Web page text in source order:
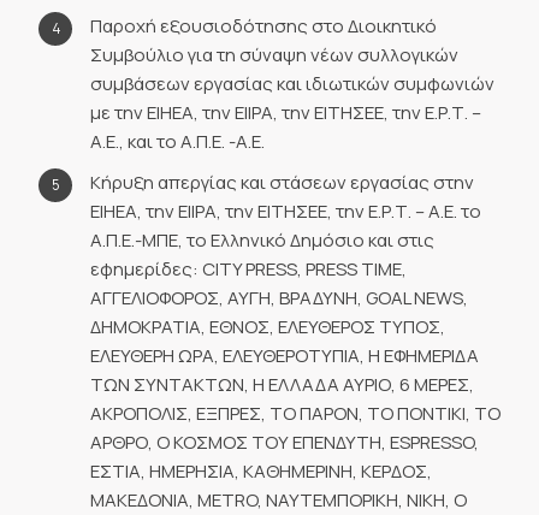
Παροχή εξουσιοδότησης στο Διοικητικό
Συμβούλιο για τη σύναψη νέων συλλογικών
συμβάσεων εργασίας και ιδιωτικών συμφωνιών
με την ΕΙΗΕΑ, την ΕΙΙΡΑ, την ΕΙΤΗΣΕΕ, την Ε.Ρ.Τ. –
Α.Ε., και το Α.Π.Ε. -Α.Ε.
Κήρυξη απεργίας και στάσεων εργασίας στην
ΕΙΗΕΑ, την ΕΙΙΡΑ, την ΕΙΤΗΣΕΕ, την Ε.Ρ.Τ. – Α.Ε. το
Α.Π.Ε.-ΜΠΕ, το Ελληνικό Δημόσιο και στις
εφημερίδες: CITY PRESS, PRESS TIME,
ΑΓΓΕΛΙΟΦΟΡΟΣ, ΑΥΓΗ, ΒΡΑΔΥΝΗ, GOAL NEWS,
ΔΗΜΟΚΡΑΤΙΑ, ΕΘΝΟΣ, ΕΛΕΥΘΕΡΟΣ ΤΥΠΟΣ,
ΕΛΕΥΘΕΡΗ ΩΡΑ, ΕΛΕΥΘΕΡΟΤΥΠΙΑ, Η ΕΦΗΜΕΡΙΔΑ
ΤΩΝ ΣΥΝΤΑΚΤΩΝ, Η ΕΛΛΑΔΑ ΑΥΡΙΟ, 6 ΜΕΡΕΣ,
ΑΚΡΟΠΟΛΙΣ, ΕΞΠΡΕΣ, ΤΟ ΠΑΡΟΝ, ΤΟ ΠΟΝΤΙΚΙ, ΤΟ
ΑΡΘΡΟ, Ο ΚΟΣΜΟΣ ΤΟΥ ΕΠΕΝΔΥΤΗ, ESPRESSO,
ΕΣΤΙΑ, ΗΜΕΡΗΣΙΑ, ΚΑΘΗΜΕΡΙΝΗ, ΚΕΡΔΟΣ,
ΜΑΚΕΔΟΝΙΑ, METRO, ΝΑΥΤΕΜΠΟΡΙΚΗ, ΝΙΚΗ, Ο